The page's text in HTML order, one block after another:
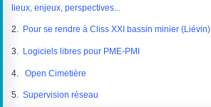
lieux, enjeux, perspectives...
2. Pour se rendre à Cliss XXI bassin minier (Liévin)
3. Logiciels libres pour PME-PMI
4. Open Cimetière
5.Supervision réseau